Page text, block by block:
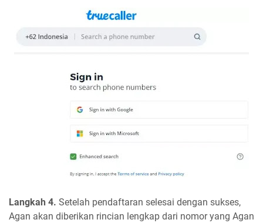
Langkah 4. Setelah pendaftaran selesai dengan sukses,
Agan akan diberikan rincian lengkap dari nomor yang Agan